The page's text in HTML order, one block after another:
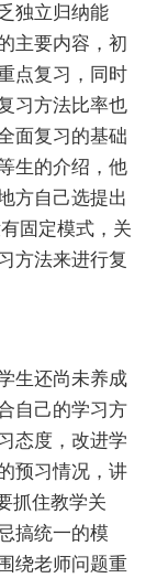
独立归纳能
主要内容，初
点复习，同时
习方法比率也
面复习的基础
生的介绍，他
方自己选提出
固定模式，关
方法来进行复
生还尚未养成
自己的学习方
态度，改进学
预习情况，讲
抓住教学关
搞统一的模
绕老师问题重